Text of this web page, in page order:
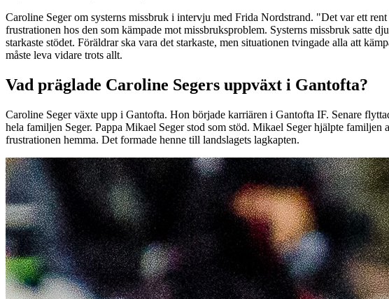
Caroline Seger om systerns missbruk i intervju med Frida Nordstrand. "Det var ett
frustrationen hos den som kämpade mot missbruksproblem. Systerns missbruk satte
starkaste stödet. Föräldrar ska vara det starkaste, men situationen tvingade alla att
måste leva vidare trots allt.
Vad präglade Caroline Segers uppväxt i Gantofta?
Caroline Seger växte upp i Gantofta. Hon började karriären i Gantofta IF. Senare
hela familjen Seger. Pappa Mikael Seger stod som stöd. Mikael Seger hjälpte
frustrationen hemma. Det formade henne till landslagets lagkapten.